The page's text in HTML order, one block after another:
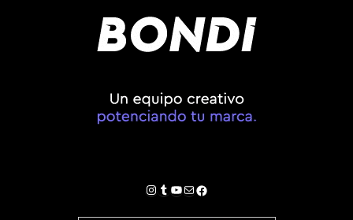
Instagram
Tumblr
YouTube
Correo electrónico
Facebook